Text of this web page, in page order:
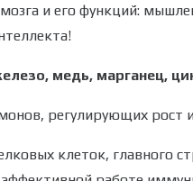
и его функций:
медь, марганец,
регулирующих рост
клеток, главного